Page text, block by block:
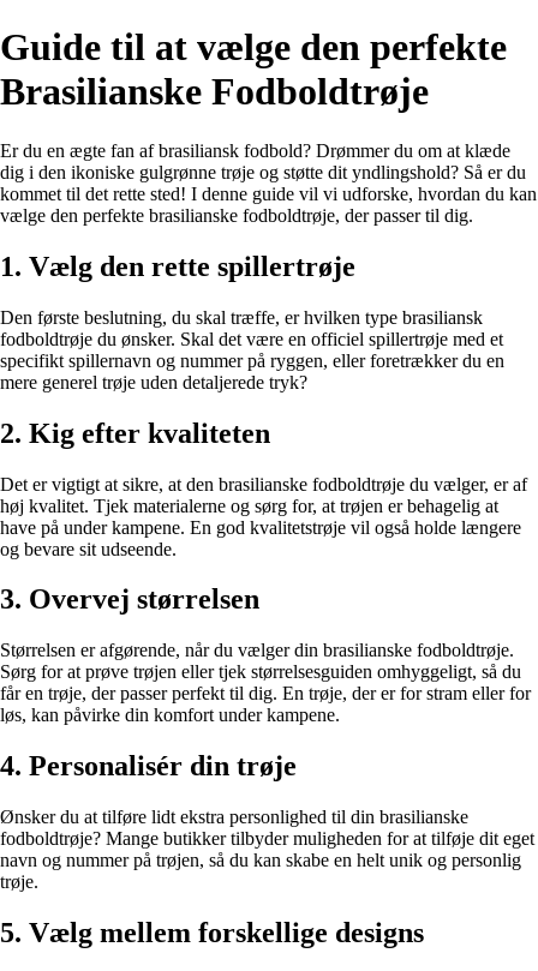
Guide til at vælge den perfekte
Brasilianske Fodboldtrøje
Er du en ægte fan af brasiliansk fodbold? Drømmer du om at klæde
dig i den ikoniske gulgrønne trøje og støtte dit yndlingshold? Så er du
kommet til det rette sted! I denne guide vil vi udforske, hvordan du kan
vælge den perfekte brasilianske fodboldtrøje, der passer til dig.
1. Vælg den rette spillertrøje
Den første beslutning, du skal træffe, er hvilken type brasiliansk
fodboldtrøje du ønsker. Skal det være en officiel spillertrøje med et
specifikt spillernavn og nummer på ryggen, eller foretrækker du en
mere generel trøje uden detaljerede tryk?
2. Kig efter kvaliteten
Det er vigtigt at sikre, at den brasilianske fodboldtrøje du vælger, er af
høj kvalitet. Tjek materialerne og sørg for, at trøjen er behagelig at
have på under kampene. En god kvalitetstrøje vil også holde længere
og bevare sit udseende.
3. Overvej størrelsen
Størrelsen er afgørende, når du vælger din brasilianske fodboldtrøje.
Sørg for at prøve trøjen eller tjek størrelsesguiden omhyggeligt, så du
får en trøje, der passer perfekt til dig. En trøje, der er for stram eller for
løs, kan påvirke din komfort under kampene.
4. Personalisér din trøje
Ønsker du at tilføre lidt ekstra personlighed til din brasilianske
fodboldtrøje? Mange butikker tilbyder muligheden for at tilføje dit eget
navn og nummer på trøjen, så du kan skabe en helt unik og personlig
trøje.
5. Vælg mellem forskellige designs